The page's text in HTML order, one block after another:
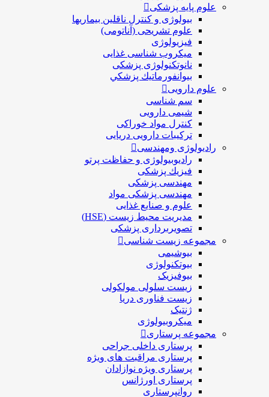
علوم پایه پزشکی
بیولوژی و کنترل ناقلین بیماریها
علوم تشریحی (آناتومی)
فیزیولوژی
ميكروب شناسی غذایی
نانوتکنولوژی پزشکی
بيوانفورماتيك پزشكي
علوم دارویی
سم شناسی
شیمی دارویی
کنترل مواد خوراکی
ترکیبات دارویی دریایی
رادیولوژی ومهندسی
رادیوبیولوژی و حفاظت پرتو
فيزيك پزشکی
مهندسی پزشکی
مهندسی پزشکی مواد
علوم و صنايع غذایی
مدیریت محیط زیست (HSE)
تصویربرداری پزشکی
مجموعه زیست شناسی
بیوشیمی
بیوتکنولوژی
بیوفیزیک
زیست سلولی مولکولی
زیست فناوری دریا
ژنتیک
میکروبیولوژی
مجموعه پرستاری
پرستاری داخلی جراحی
پرستاری مراقبت های ويژه
پرستاری ويژه نوازادان
پرستاری اورژانس
روانپرستاری